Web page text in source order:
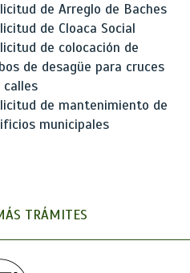
de Arreglo de Baches
de Cloaca Social
de colocación de
de desagüe para cruces
calles
de mantenimiento de
municipales
TRÁMITES